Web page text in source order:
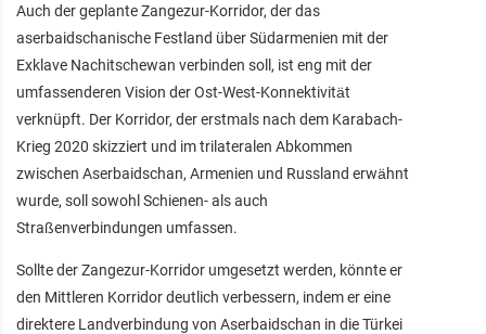
Auch der geplante Zangezur-Korridor, der das
aserbaidschanische Festland über Südarmenien mit der
Exklave Nachitschewan verbinden soll, ist eng mit der
umfassenderen Vision der Ost-West-Konnektivität
verknüpft. Der Korridor, der erstmals nach dem Karabach-
Krieg 2020 skizziert und im trilateralen Abkommen
zwischen Aserbaidschan, Armenien und Russland erwähnt
wurde, soll sowohl Schienen- als auch
Straßenverbindungen umfassen.
Sollte der Zangezur-Korridor umgesetzt werden, könnte er
den Mittleren Korridor deutlich verbessern, indem er eine
direktere Landverbindung von Aserbaidschan in die Türkei